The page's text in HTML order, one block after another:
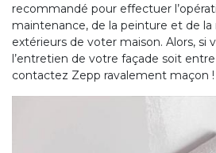
recommandé pour effectuer
maintenance, de la peinture et de
extérieurs de voter maison. Alors, si
l’entretien de votre façade soit
contactez Zepp ravalement maçon !